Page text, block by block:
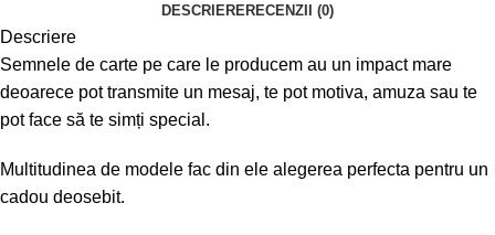
DESCRIERE RECENZII (0)
Descriere
Semnele de carte pe care le producem au un impact mare
deoarece pot transmite un mesaj, te pot motiva, amuza sau te
pot face să te simți special.
Multitudinea de modele fac din ele alegerea perfecta pentru un
cadou deosebit.